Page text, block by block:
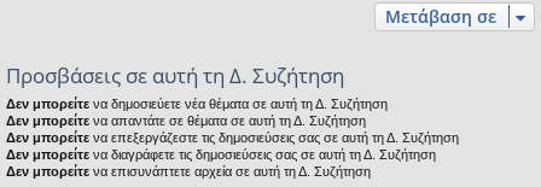
Μετάβαση σε
Προσβάσεις σε αυτή τη Δ. Συζήτηση
Δεν μπορείτε να δημοσιεύετε νέα θέματα σε αυτή τη Δ. Συζήτηση
Δεν μπορείτε να απαντάτε σε θέματα σε αυτή τη Δ. Συζήτηση
Δεν μπορείτε να επεξεργάζεστε τις δημοσιεύσεις σας σε αυτή τη Δ. Συζήτηση
Δεν μπορείτε να διαγράφετε τις δημοσιεύσεις σας σε αυτή τη Δ. Συζήτηση
Δεν μπορείτε να επισυνάπτετε αρχεία σε αυτή τη Δ. Συζήτηση